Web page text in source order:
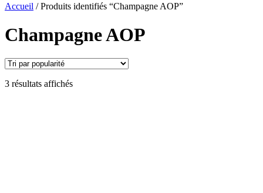
Accueil /Produits identifiés “Champagne AOP”
Champagne AOP
3 résultats affichésTrié